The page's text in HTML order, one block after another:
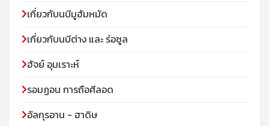
เกี่ยวกับนบีมูฮัมหมัด
เกี่ยวกับนบีต่าง และ ร่อซูล
ฮัจย์ อุมเราะห์
รอมฏอน การถือศีลอด
อัลกุรอาน - ฮาดิษ